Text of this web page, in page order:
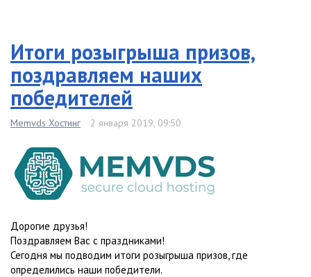
Итоги розыгрыша призов,
поздравляем наших
победителей
Memvds Хостинг 2 января 2019, 09:50
Дорогие друзья!
Поздравляем Вас с праздниками!
Сегодня мы подводим итоги розыгрыша призов, где
определились наши победители.